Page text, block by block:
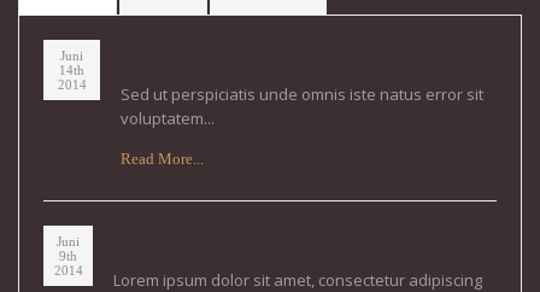
Juni
14th
2014
Sed ut perspiciatis unde omnis iste natus error sit
voluptatem...
Read More...
Juni
9th
2014
Lorem ipsum dolor sit amet, consectetur adipiscing